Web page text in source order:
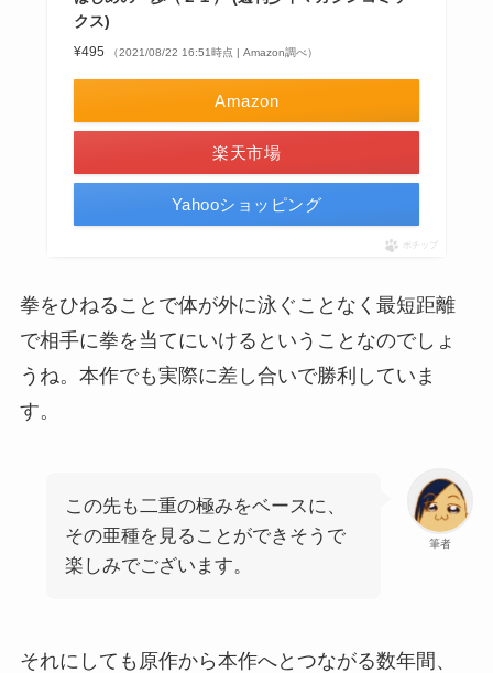
クス)
¥495 （2021/08/22 16:51時点 | Amazon調べ）
Amazon
楽天市場
Yahooショッピング
ポチップ
拳をひねることで体が外に泳ぐことなく最短距離
で相手に拳を当てにいけるということなのでしょ
うね。本作でも実際に差し合いで勝利していま
す。
筆者
この先も二重の極みをベースに、
その亜種を見ることができそうで
楽しみでございます。
それにしても原作から本作へとつながる数年間、